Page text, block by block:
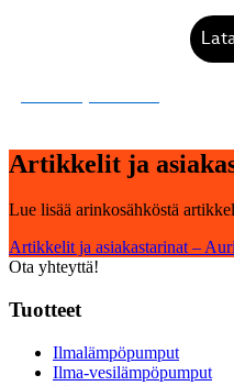
Artikkelit ja
Lue lisää arinkosähköstä
Artikkelit ja asiakastarinat –
Ota yhteyttä!
Tuotteet
Ilmalämpöpumput
Ilma-vesilämpöpumput